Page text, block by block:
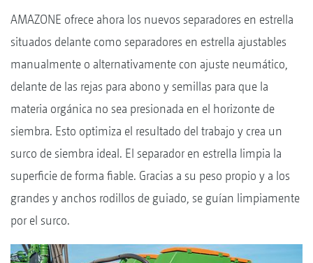
AMAZONE ofrece ahora los nuevos separadores en estrella
situados delante como separadores en estrella ajustables
manualmente o alternativamente con ajuste neumático,
delante de las rejas para abono y semillas para que la
materia orgánica no sea presionada en el horizonte de
siembra. Esto optimiza el resultado del trabajo y crea un
surco de siembra ideal. El separador en estrella limpia la
superficie de forma fiable. Gracias a su peso propio y a los
grandes y anchos rodillos de guiado, se guían limpiamente
por el surco.